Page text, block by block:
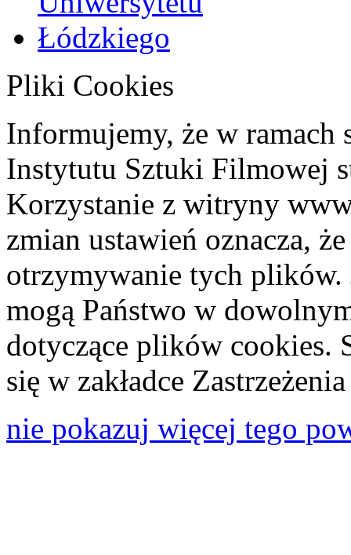
Pliki Cookies
Informujemy, że w ramach
Instytutu Sztuki Filmowej
Korzystanie z witryny
zmian ustawień oznacza,
otrzymywanie tych plików.
mogą Państwo w
dotyczące plików cookies.
się w zakładce
nie pokazuj więcej tego